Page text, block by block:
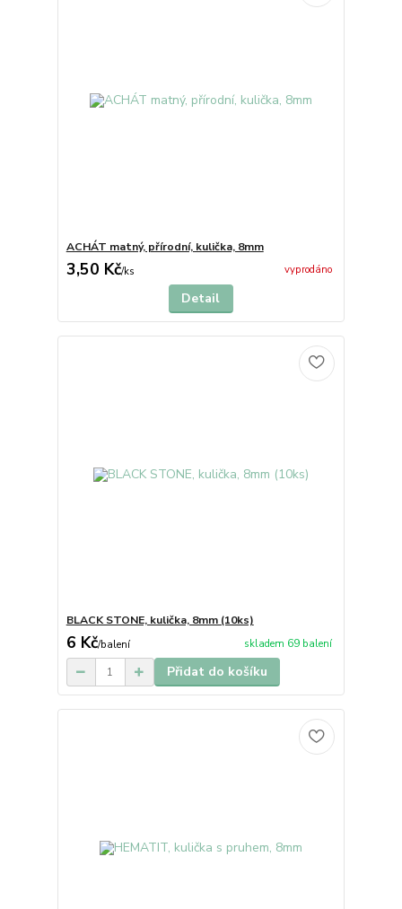
ACHÁT matný, přírodní, kulička, 8mm
3,50 Kč/ks vyprodáno
Detail
BLACK STONE, kulička, 8mm (10ks)
6 Kč/balení skladem 69 balení
Přidat do košíku